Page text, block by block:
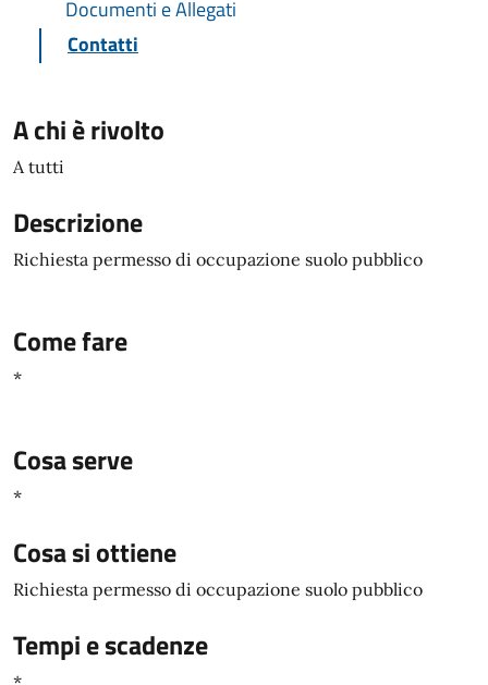
Documenti e Allegati
Contatti
A chi è rivolto
A tutti
Descrizione
Richiesta permesso di occupazione suolo pubblico
Come fare
*
Cosa serve
*
Cosa si ottiene
Richiesta permesso di occupazione suolo pubblico
Tempi e scadenze